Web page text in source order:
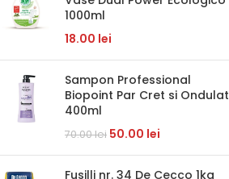
1000ml
18.00 lei
Sampon Professional
Biopoint Par Cret si Ondulat
400ml
70.00lei 50.00 lei
Fusilli nr. 34 De Cecco 1kg